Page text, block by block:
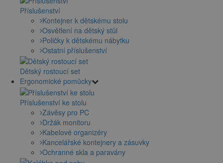
Příslušenství
Kontejner k dětskému stolu
Osvětlení na dětský stůl
Poličky k dětskému nábytku
Ostatní příslušenství
Dětský rostoucí set
Ergonomické pomůcky
Příslušenství ke stolu
Závěsy pro PC
Držák monitoru
Kabelové organizéry
Kancelářské kontejnery a zásuvky
Ochranné skla a paravány